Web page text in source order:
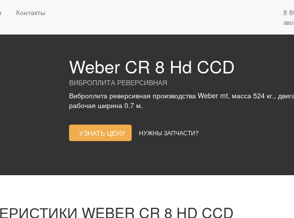
Контакты
8
Weber CR 8 Hd CCD
ВИБРОПЛИТА РЕВЕРСИВНАЯ
Виброплита реверсивная производства Weber mt, масса 524 кг.,
рабочая ширина 0.7 м.
УЗНАТЬ ЦЕНУ НУЖНЫ ЗАПЧАСТИ?
WEBER CR 8 HD CCD